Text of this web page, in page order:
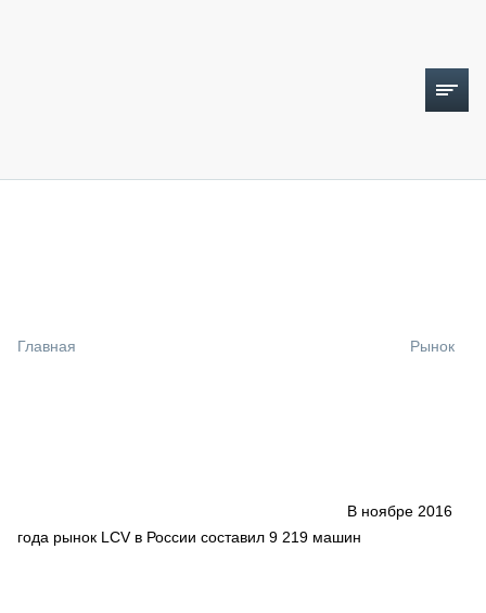
СПЕЦПРОЕКТЫ
Главная Рынок
В ноябре 2016
года рынок LCV в России составил 9 219 машин